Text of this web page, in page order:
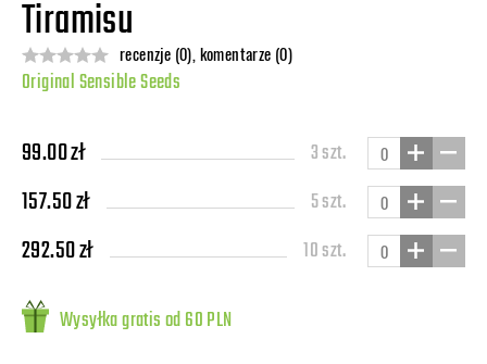
Tiramisurecenzje (0), komentarze (0)
Original Sensible Seeds
99.00 zł 3 szt.
157.50 zł 5 szt.
292.50 zł 10 szt.
Wysyłka gratis od 60 PLN